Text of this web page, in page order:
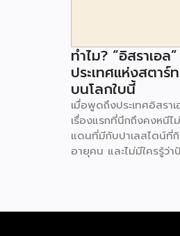
ทำไม? “อิสราเอ
ประเทศแห่งสตาร์
บนโลกใบนี้
เมื่อพูดถึงประเทศอิสร
เรื่องแรกที่นึกถึงคงหนี
แดนที่มีกับปาเลสไตน์ที่กิ
อายุคน และไม่มีใครรู้ว่
ประเทศแห่งสตาร์ทอัพเ